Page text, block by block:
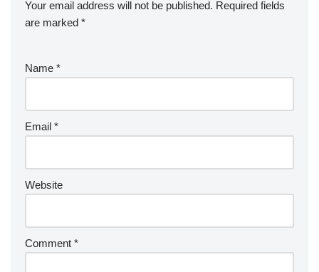
Your email address will not be published. Required fields
are marked *
Name *
Email *
Website
Comment *